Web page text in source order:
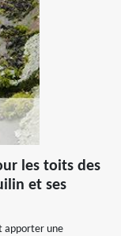
les toits des
et ses
apporter une